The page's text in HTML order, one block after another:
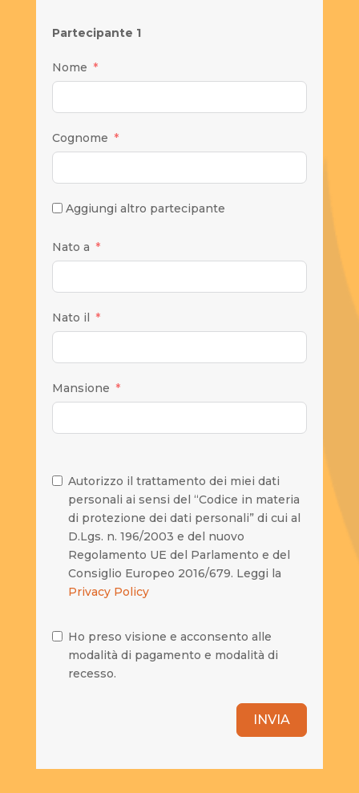
Partecipante 1
Nome
Cognome
Aggiungi altro partecipante
Nato a
Nato il
Mansione
Autorizzo il trattamento dei miei dati
personali ai sensi del “Codice in materia
di protezione dei dati personali” di cui al
D.Lgs. n. 196/2003 e del nuovo
Regolamento UE del Parlamento e del
Consiglio Europeo 2016/679. Leggi la
Privacy Policy
Ho preso visione e acconsento alle
modalità di pagamento e modalità di
recesso.
INVIA